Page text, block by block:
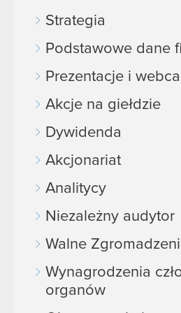
Strategia
Podstawowe dane
Prezentacje i
Akcje na giełdzie
Dywidenda
Akcjonariat
Analitycy
Niezależny audytor
Walne
Wynagrodzenia
organów